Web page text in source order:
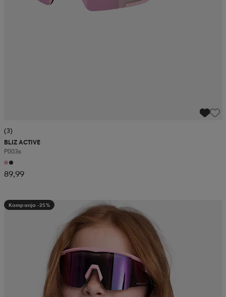
(3)
BLIZ ACTIVE
P003s
89,99
Kampanja -25%